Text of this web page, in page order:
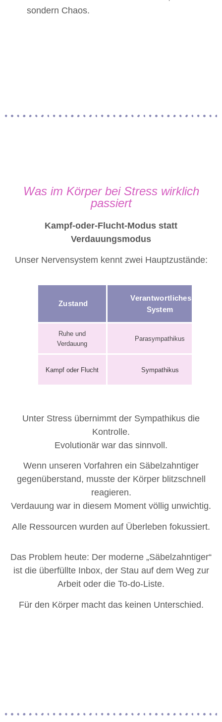
sondern Chaos.
Was im Körper bei Stress wirklich
passiert
Kampf-oder-Flucht-Modus statt
Verdauungsmodus
Unser Nervensystem kennt zwei Hauptzustände:
Zustand
Verantwortliches
System
Ruhe und
Verdauung
Parasympathikus
Kampf oder Flucht Sympathikus
Unter Stress übernimmt der Sympathikus die
Kontrolle.
Evolutionär war das sinnvoll.
Wenn unseren Vorfahren ein Säbelzahntiger
gegenüberstand, musste der Körper blitzschnell
reagieren.
Verdauung war in diesem Moment völlig unwichtig.
Alle Ressourcen wurden auf Überleben fokussiert.
Das Problem heute: Der moderne „Säbelzahntiger“
ist die überfüllte Inbox, der Stau auf dem Weg zur
Arbeit oder die To-do-Liste.
Für den Körper macht das keinen Unterschied.